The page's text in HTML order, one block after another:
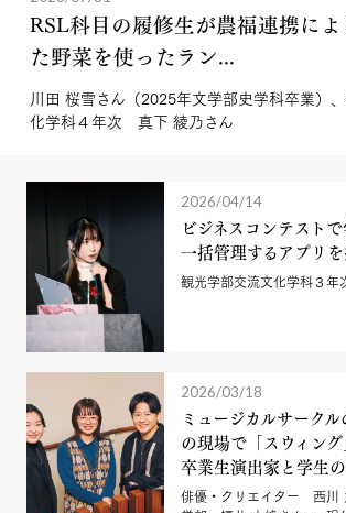
RSL科目の履修生が農福連携に
た野菜を使ったラン...
川田 桜雪さん（2025年文学部史学科卒業）
化学科４年次 真下 綾乃さん
2026/04/14
ビジネスコンテスト
一括管理するアプリ
観光学部交流文化学科３
2026/03/18
ミュージカルサーク
の現場で「スウィング
卒業生演出家と学生
俳優・クリエイター 西